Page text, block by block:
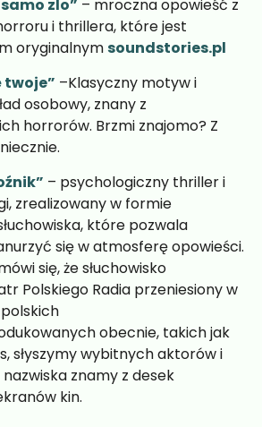
zlo” – mroczna opowieść z
i thrillera, które jest
oryginalnymsoundstories.pl
twoje” –Klasyczny motyw i
osobowy, znany z
horrorów. Brzmi znajomo? Z
– psychologiczny thriller i
zrealizowany w formie
które pozwala
się w atmosferę opowieści.
się, że słuchowisko
Polskiego Radia przeniesiony w
obecnie, takich jak
słyszymy wybitnych aktorów i
znamy z desek
kin.